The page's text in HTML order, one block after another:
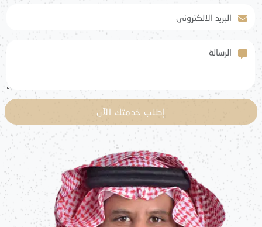
الرسالة
إطلب خدمتك الآن